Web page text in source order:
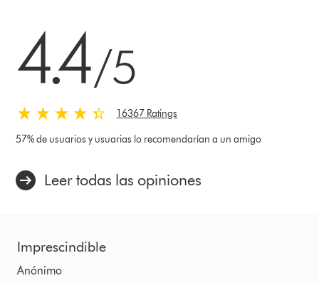
4.4/5
16367 Ratings
57% de usuarios y usuarias lo recomendarían a un amigo
Leer todas las opiniones
Imprescindible
Anónimo